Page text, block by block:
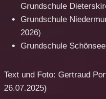
Grundschule
Grundschule
2026)
Grundschule
Text und Foto: Gertraud
26.07.2025)